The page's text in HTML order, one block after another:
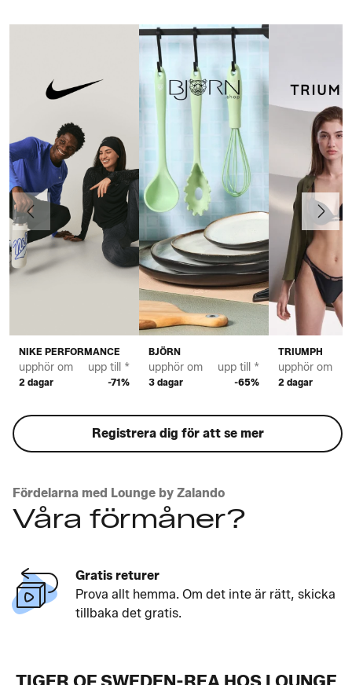
NIKE PERFORMANCE
upphör om
2 dagar
upp till *
-71%
BJÖRN
upphör om
3 dagar
upp till *
-65%
TRIUMPH
upphör om
2 dagar
Föregående Nästa
Registrera dig för att se mer
Fördelarna med Lounge by Zalando
Våra förmåner?
Gratis returer
Prova allt hemma. Om det inte är rätt, skicka
tillbaka det gratis.